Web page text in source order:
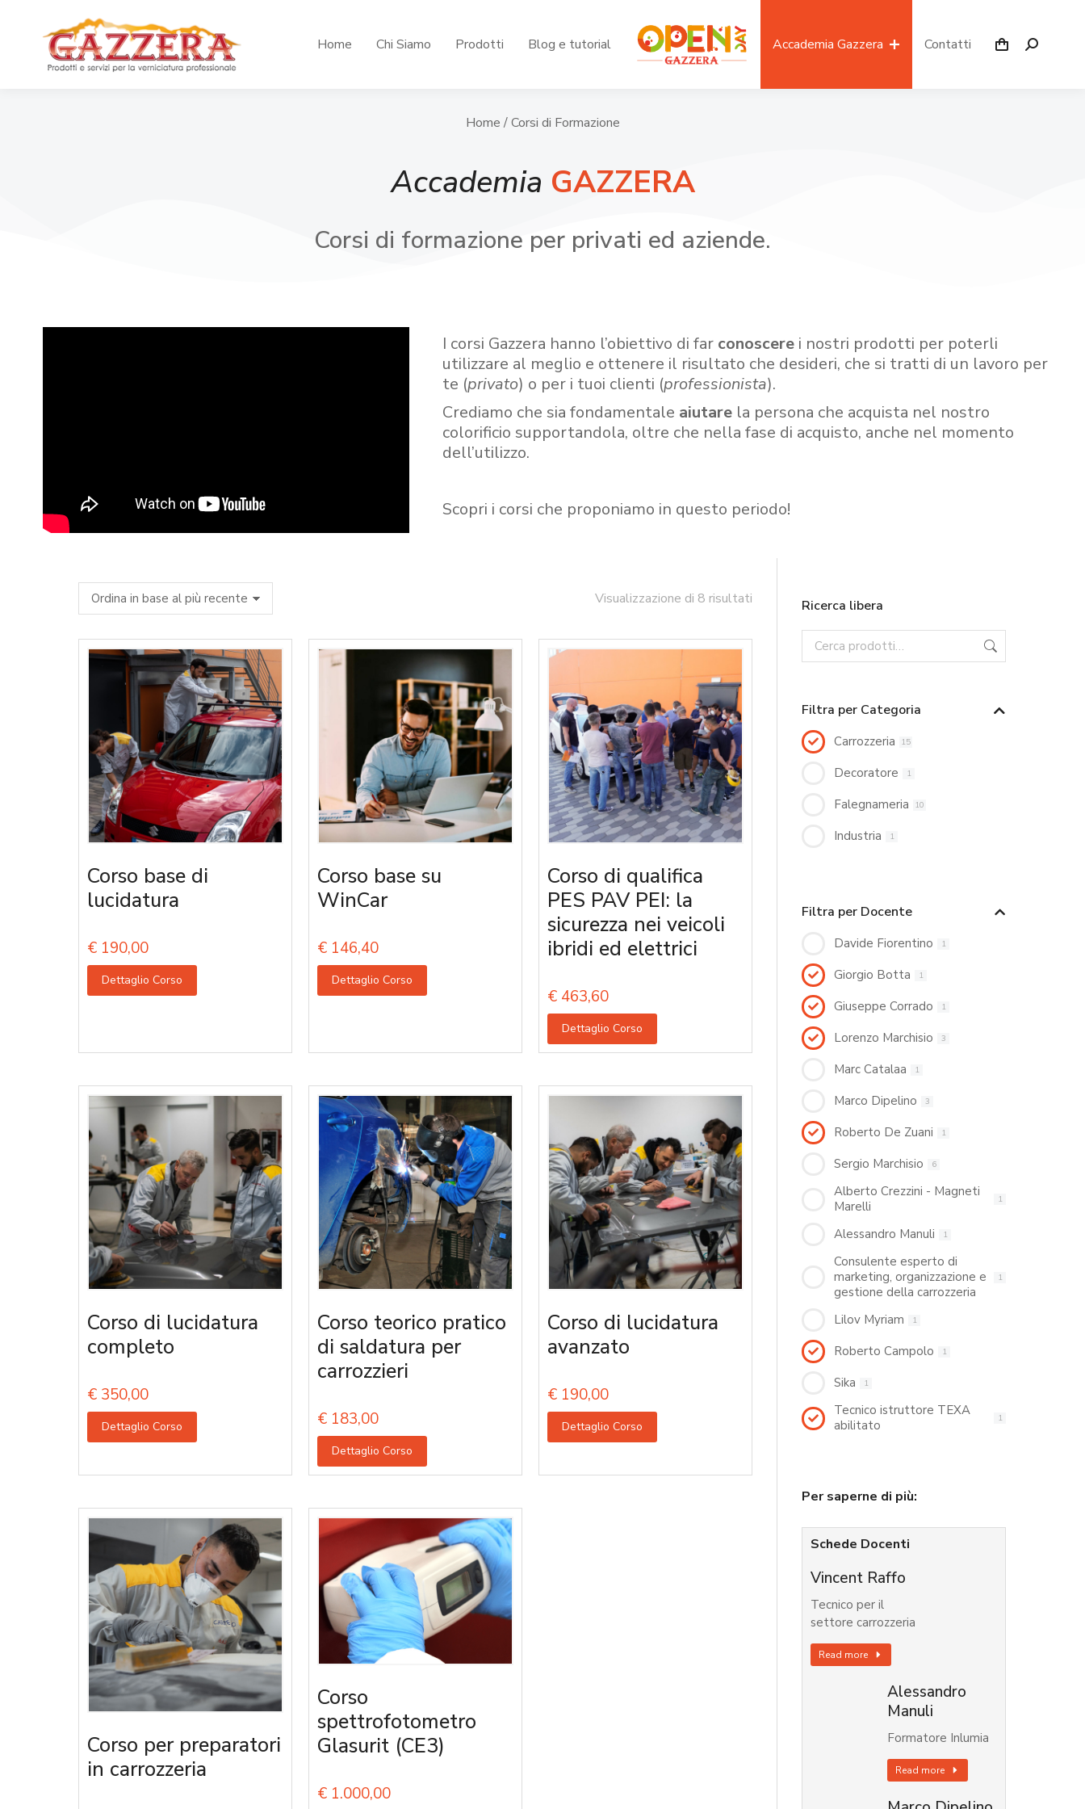
Home Chi Siamo Prodotti Blog e tutorial Accademia Gazzera Contatti
Home / Corsi di Formazione
Accademia GAZZERA
Corsi di formazione per privati ed aziende.
I corsi Gazzera hanno l’obiettivo di far conoscerei nostri prodotti per poterli
utilizzare al meglio e ottenere il risultato che desideri, che si tratti di un lavoro per
te (privato) o per i tuoi clienti (professionista).
Crediamo che sia fondamentale aiutare la persona che acquista nel nostro
colorificio supportandola, oltre che nella fase di acquisto, anche nel momento
dell’utilizzo.
Scopri i corsi che proponiamo in questo periodo!
Visualizzazione di 8 risultati
Corso base di
lucidatura
€ 190,00
Dettaglio Corso
Corso base su
WinCar
€ 146,40
Dettaglio Corso
Corso di qualifica
PES PAV PEI: la
sicurezza nei veicoli
ibridi ed elettrici
€ 463,60
Dettaglio Corso
Corso di lucidatura
completo
€ 350,00
Dettaglio Corso
Corso teorico pratico
di saldatura per
carrozzieri
€ 183,00
Dettaglio Corso
Corso di lucidatura
avanzato
€ 190,00
Dettaglio Corso
Corso per preparatori
in carrozzeria
Corso
spettrofotometro
Glasurit (CE3)
€ 1.000,00
Ricerca libera
Filtra per Categoria
Carrozzeria 15
Decoratore 1
Falegnameria 10
Industria 1
Filtra per Docente
Davide Fiorentino 1
Giorgio Botta 1
Giuseppe Corrado 1
Lorenzo Marchisio 3
Marc Catalaa 1
Marco Dipelino 3
Roberto De Zuani 1
Sergio Marchisio 6
Alberto Crezzini - Magneti
Marelli
1
Alessandro Manuli 1
Consulente esperto di
marketing, organizzazione e
gestione della carrozzeria
1
Lilov Myriam 1
Roberto Campolo 1
Sika 1
Tecnico istruttore TEXA
abilitato
1
Per saperne di più:
Schede Docenti
Vincent Raffo
Tecnico per il
settore carrozzeria
Read more
Alessandro
Manuli
Formatore Inlumia
Read more